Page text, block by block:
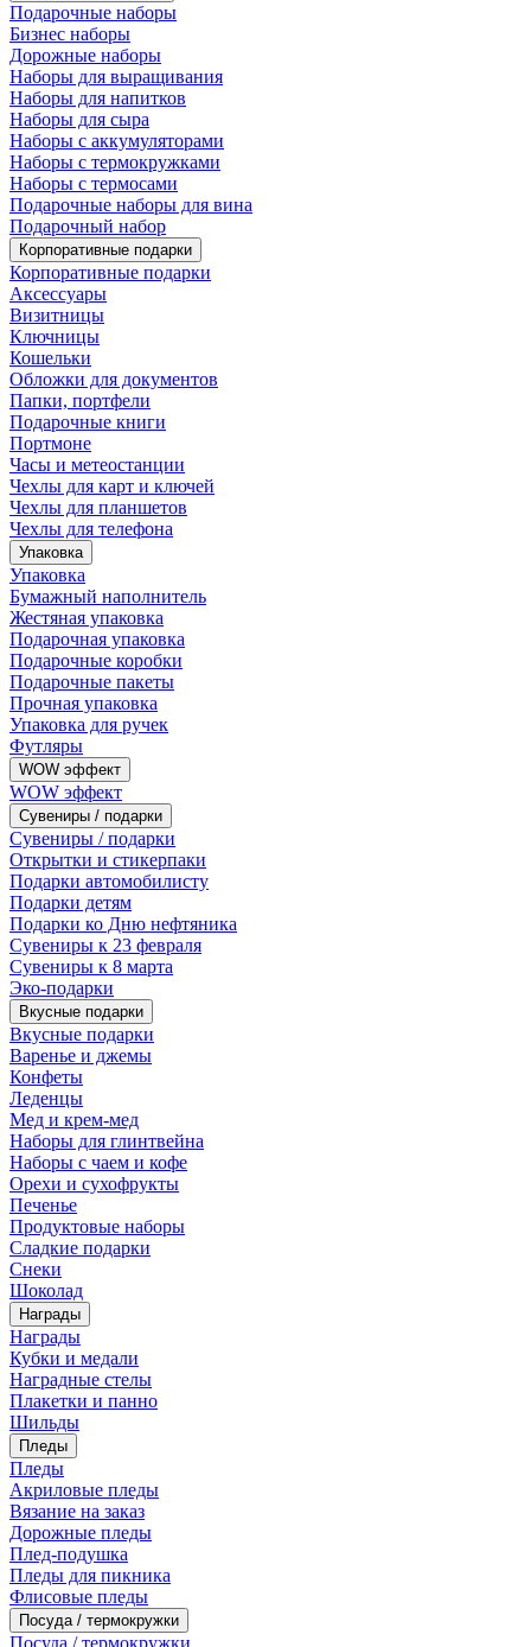
Подарочные наборы
Бизнес наборы
Дорожные наборы
Наборы для выращивания
Наборы для напитков
Наборы для сыра
Наборы с аккумуляторами
Наборы с термокружками
Наборы с термосами
Подарочные наборы для вина
Подарочный набор
Корпоративные подарки
Корпоративные подарки
Аксессуары
Визитницы
Ключницы
Кошельки
Обложки для документов
Папки, портфели
Подарочные книги
Портмоне
Часы и метеостанции
Чехлы для карт и ключей
Чехлы для планшетов
Чехлы для телефона
Упаковка
Упаковка
Бумажный наполнитель
Жестяная упаковка
Подарочная упаковка
Подарочные коробки
Подарочные пакеты
Прочная упаковка
Упаковка для ручек
Футляры
WOW эффект
WOW эффект
Сувениры / подарки
Сувениры / подарки
Открытки и стикерпаки
Подарки автомобилисту
Подарки детям
Подарки ко Дню нефтяника
Сувениры к 23 февраля
Сувениры к 8 марта
Эко-подарки
Вкусные подарки
Вкусные подарки
Варенье и джемы
Конфеты
Леденцы
Мед и крем-мед
Наборы для глинтвейна
Наборы с чаем и кофе
Орехи и сухофрукты
Печенье
Продуктовые наборы
Сладкие подарки
Снеки
Шоколад
Награды
Награды
Кубки и медали
Наградные стелы
Плакетки и панно
Шильды
Пледы
Пледы
Акриловые пледы
Вязание на заказ
Дорожные пледы
Плед-подушка
Пледы для пикника
Флисовые пледы
Посуда / термокружки
Посуда / термокружки